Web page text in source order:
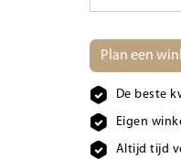
Plan een
De beste
Eigen
Altijd tijd